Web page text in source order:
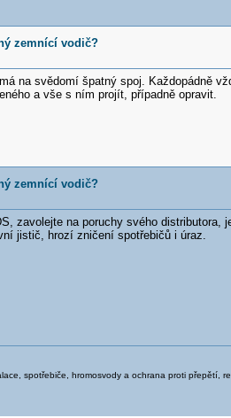
zemnící vodič?
na svědomí špatný spoj. Každopádně
a vše s ním projít, případně opravit.
zemnící vodič?
zavolejte na poruchy svého distributora,
jistič, hrozí zničení spotřebičů i úraz.
spotřebiče, hromosvody a ochrana proti přepětí,